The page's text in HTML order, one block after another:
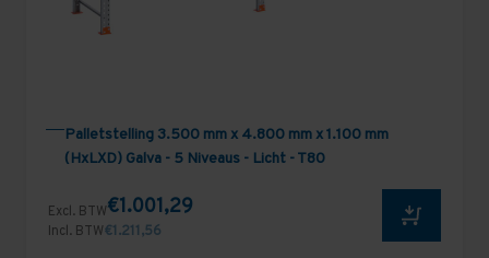
Palletstelling 3.500 mm x 4.800 mm x 1.100 mm
(HxLXD) Galva - 5 Niveaus - Licht - T80
Excl. BTW€1.001,29
Incl. BTW€1.211,56